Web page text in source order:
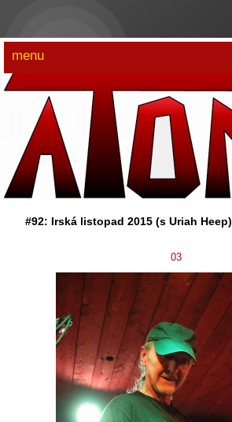
#92: Irská listopad 2015 (s Uriah Heep)
03
menu